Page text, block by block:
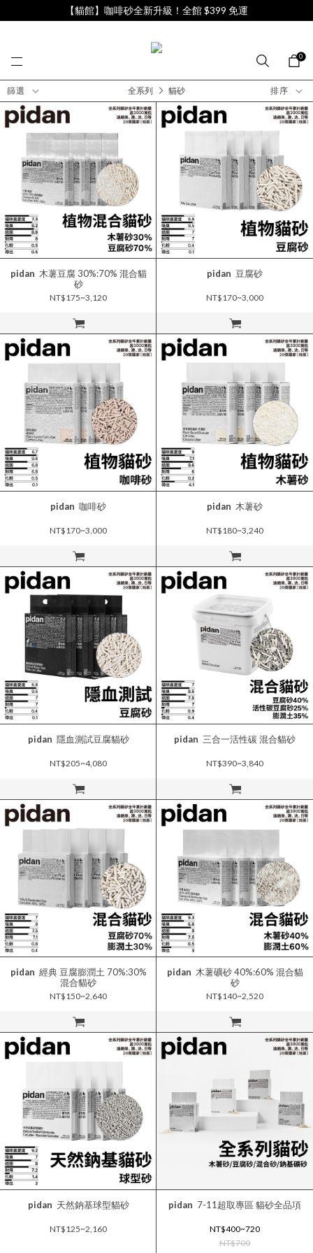
【貓館】咖啡砂全新升級！全館 $399 免運
0
篩選 排序
全系列 貓砂
立即購買
pidan
砂
NT$175~3,120
立即購買
pidan 豆腐砂
NT$170~3,000
立即購買
pidan 咖啡砂
NT$170~3,000
立即購買
pidan 木薯砂
NT$180~3,240
立即購買
pidan 隱血測試豆腐貓砂
NT$205~4,080
立即購買
pidan 三合一活性碳 混合貓砂
NT$390~3,840
立即購買
pidan
混合貓砂
NT$150~2,640
立即購買
pidan
砂
NT$140~2,520
pidan 天然鈉基球型貓砂
NT$125~2,160
pidan 7-11超取專區 貓砂全品項
NT$400~720
NT$700